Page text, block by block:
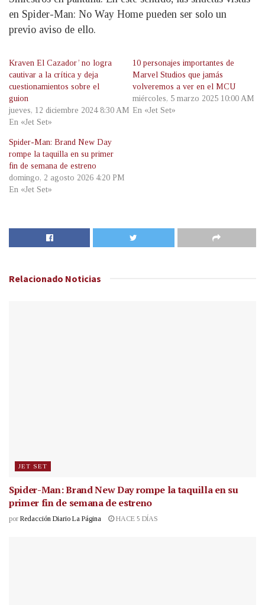
en Spider-Man: No Way Home pueden ser solo un
previo aviso de ello.
Kraven El Cazador’ no logra
cautivar a la crítica y deja
cuestionamientos sobre el
guion
jueves, 12 diciembre 2024 8:30 AM
En «Jet Set»
10 personajes importantes de
Marvel Studios que jamás
volveremos a ver en el MCU
miércoles, 5 marzo 2025 10:00 AM
En «Jet Set»
Spider-Man: Brand New Day
rompe la taquilla en su primer
fin de semana de estreno
domingo, 2 agosto 2026 4:20 PM
En «Jet Set»
Relacionado Noticias
JET SET
Spider-Man: Brand New Day rompe la taquilla en su
primer fin de semana de estreno
por Redacción Diario La Página HACE 5 DÍAS